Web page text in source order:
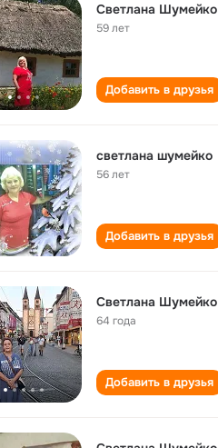
Светлана Шумейко
59 лет
Добавить в друзья
светлана шумейко
56 лет
Добавить в друзья
Светлана Шумейко
64 года
Добавить в друзья